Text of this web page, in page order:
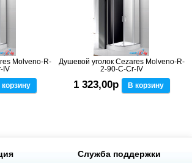
Molveno-R-
IV
корзину
Душевой уголок Cezares Molveno-R-
2-90-C-Cr-IV
1 323,00р В корзину
Служба поддержки